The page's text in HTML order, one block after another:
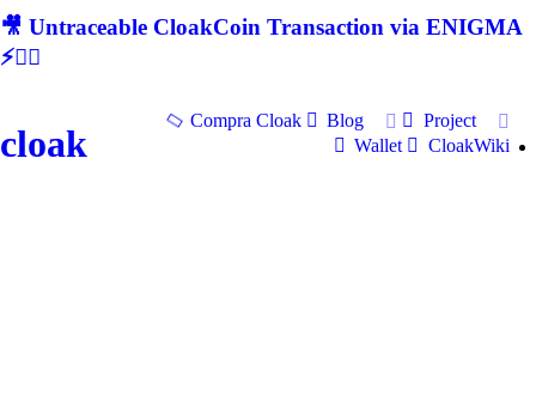
🎥 Untraceable CloakCoin Transaction via ENIGMA
⚡🕵‍♂
cloak
Compra Cloak Blog
Project
Wallet
CloakWiki